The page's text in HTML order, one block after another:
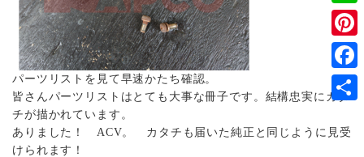
パーツリストを見て早速かたち確認。
皆さんパーツリストはとても大事な冊子です。結構忠実にカタ
チが描かれています。
ありました！ ACV。 カタチも届いた純正と同じように見受
けられます！
Line
有